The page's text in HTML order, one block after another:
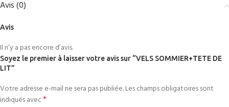
Avis (0)
Avis
Il n’y a pas encore d’avis.
Soyez le premier à laisser votre avis sur “VELS SOMMIER+TETE DE
LIT”
Votre adresse e-mail ne sera pas publiée.Les champs obligatoires sont
indiqués avec*